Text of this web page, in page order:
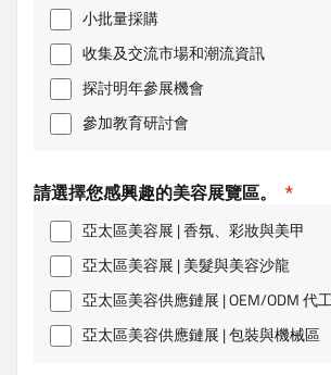
小批量採購
收集及交流市場和潮流資訊
探討明年參展機會
參加教育研討會
請選擇您感興趣的美容展覽區。
亞太區美容展 | 香氛、彩妝與美甲
亞太區美容展 | 美髮與美容沙龍
亞太區美容供應鏈展 | OEM/ODM 代
亞太區美容供應鏈展 | 包裝與機械區